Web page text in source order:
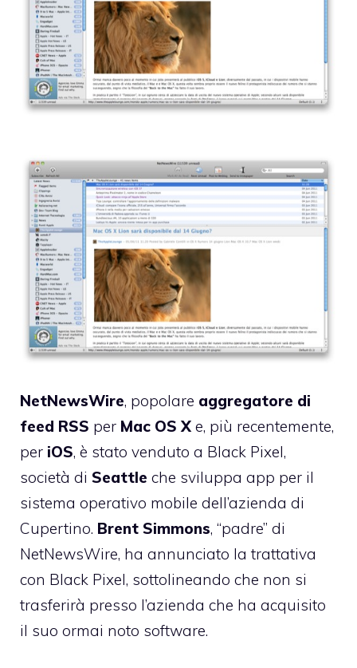
NetNewsWire, popolare aggregatore di
feed RSS per Mac OS X e, più recentemente,
per iOS, è stato venduto a Black Pixel,
società di Seattle che sviluppa app per il
sistema operativo mobile dell’azienda di
Cupertino. Brent Simmons, “padre” di
NetNewsWire, ha annunciato la trattativa
con Black Pixel, sottolineando che non si
trasferirà presso l’azienda che ha acquisito
il suo ormai noto software.